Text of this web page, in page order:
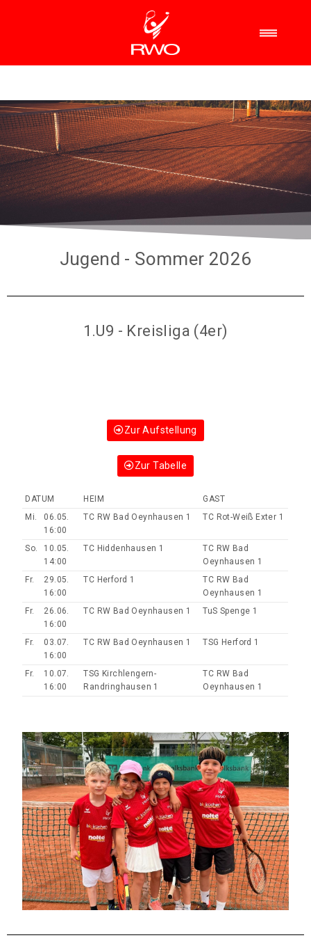
Jugend - Sommer 2026
1.U9 - Kreisliga (4er)
Zur Aufstellung
Zur Tabelle
DATUM HEIM
GAST
Mi.
06.05.
16:00
TC RW Bad Oeynhausen 1 TC Rot-Weiß Exter 1
So.
10.05.
14:00
TC Hiddenhausen 1
TC RW Bad
Oeynhausen 1
Fr.
29.05.
16:00
TC Herford 1
TC RW Bad
Oeynhausen 1
Fr.
26.06.
16:00
TC RW Bad Oeynhausen 1 TuS Spenge 1
Fr.
03.07.
16:00
TC RW Bad Oeynhausen 1 TSG Herford 1
Fr.
10.07.
16:00
TSG Kirchlengern-
Randringhausen 1
TC RW Bad
Oeynhausen 1